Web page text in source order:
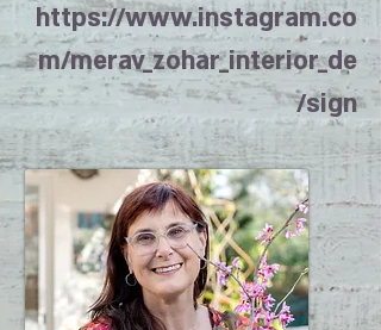
https://www.instagram.co
m/merav_zohar_interior_de
sign/